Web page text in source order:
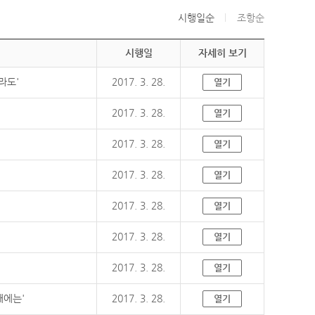
시행일순 조항순
시행일 자세히 보기
도' 2017. 3. 28. 열기
2017. 3. 28. 열기
2017. 3. 28. 열기
2017. 3. 28. 열기
2017. 3. 28. 열기
2017. 3. 28. 열기
2017. 3. 28. 열기
에는' 2017. 3. 28. 열기